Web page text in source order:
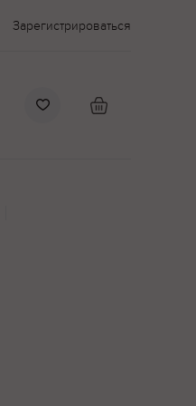
Зарегистрироваться